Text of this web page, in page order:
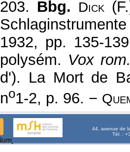
203. Bbg. Dick
1932, pp. 135-
polysém. Vox
d'). La Mort de
no1-2, p. 96. −
44, avenue de
Tél. :